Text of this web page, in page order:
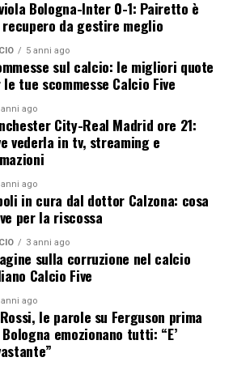
Bologna-Inter 0-1: Pairetto è
da gestire meglio
5 anni ago
sul calcio: le migliori quote
le tue scommesse Calcio Five
anni ago
City-Real Madrid ore 21:
vederla in tv, streaming e
anni ago
in cura dal dottor Calzona: cosa
per la riscossa
3 anni ago
sulla corruzione nel calcio
Calcio Five
anni ago
le parole su Ferguson prima
emozionano tutti: “E’